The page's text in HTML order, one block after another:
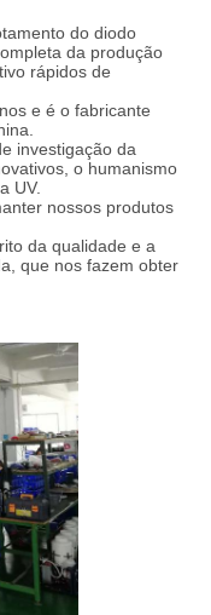
do diodo
da produção
rápidos de
e é o fabricante
investigação da
o humanismo
UV.
nossos produtos
da qualidade e a
que nos fazem obter